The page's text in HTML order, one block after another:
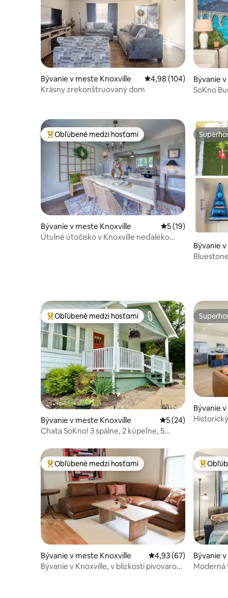
Bývanie v meste Knoxville Priemerné
4,98 (104)
Krásny zrekonštruovaný dom
Bývanie
SoKno
Najobľúbenejšie medzi hosťami
Obľúbené medzi hosťami
Bývanie v meste Knoxville Priemerné
5 (19)
Útulné útočisko v Knoxville neďaleko
Bývanie
Najobľúbenejšie medzi hosťami
Obľúbené medzi hosťami
Bývanie v meste Knoxville Priemerné
5 (24)
Chata SoKno! 3 spálne, 2 kúpeľne, 5
Bývanie
Najobľúbenejšie medzi hosťami
Obľúbené medzi hosťami
Bývanie v meste Knoxville Priemerné
4,93 (67)
Bývanie v Knoxville, v blízkosti pivovarov
Bývanie
Moderná